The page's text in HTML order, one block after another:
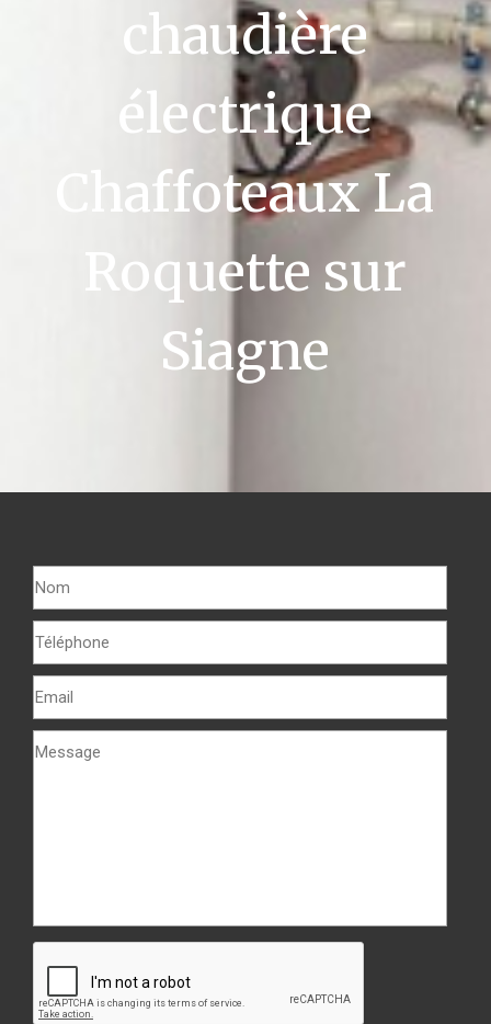
chaudière
électrique
Chaffoteaux La
Roquette sur
Siagne